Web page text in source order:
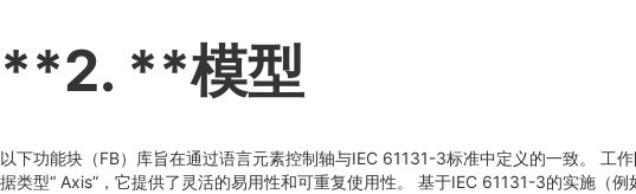
**2. **模型
以下功能块（FB）库旨在通过语言元素控制轴与IEC 61131-3标准中定义的一致。 工
据类型“ Axis”，它提供了灵活的易用性和可重复使用性。 基于IEC 61131-3的实施（